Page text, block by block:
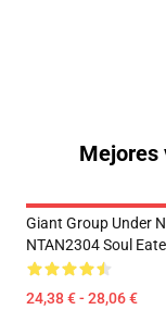
Mejores
Giant Group Under
NTAN2304 Soul
24,38 € - 28,06 €